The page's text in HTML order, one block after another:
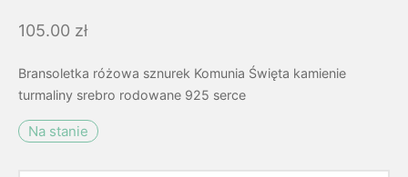
105.00 zł
Bransoletka różowa sznurek Komunia Święta kamienie
turmaliny srebro rodowane 925 serce
Na stanie